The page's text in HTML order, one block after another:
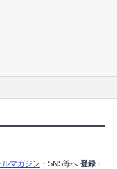
ルマガジン ・SNS等へ 登録 /